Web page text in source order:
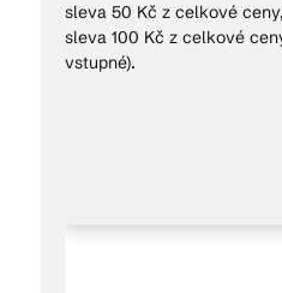
sleva 50 Kč z celkové
sleva 100 Kč z celkové
vstupné).